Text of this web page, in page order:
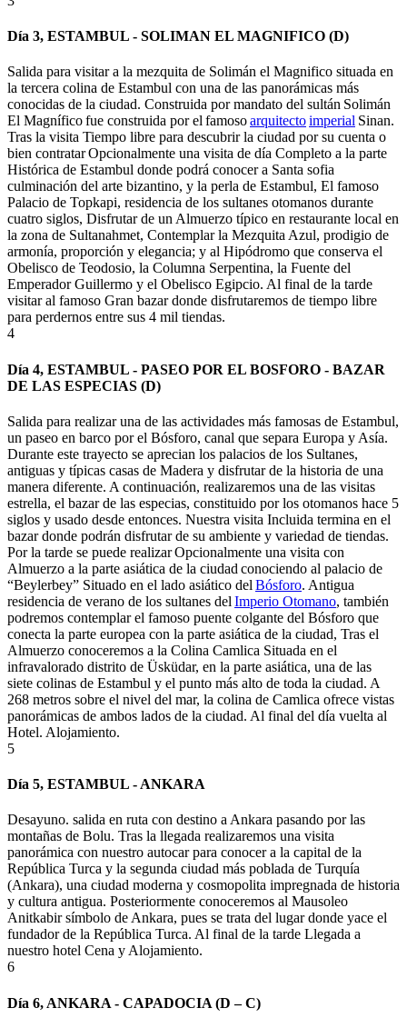
Día 3, ESTAMBUL - SOLIMAN EL MAGNIFICO (D)
Salida para visitar a la mezquita de Solimán el Magnifico situada en
la tercera colina de Estambul con una de las panorámicas más
conocidas de la ciudad. Construida por mandato del sultán Solimán
El Magnífico fue construida por el famosoarquitectoimperial Sinan.
Tras la visita Tiempo libre para descubrir la ciudad por su cuenta o
bien contratarOpcionalmente una visita de día Completo a la parte
Histórica de Estambul donde podrá conocer a Santa sofia
culminación del arte bizantino, y la perla de Estambul, El famoso
Palacio de Topkapi, residencia de los sultanes otomanos durante
cuatro siglos, Disfrutar de un Almuerzo típico en restaurante local en
la zona de Sultanahmet, Contemplar la Mezquita Azul, prodigio de
armonía, proporción y elegancia; y al Hipódromo que conserva el
Obelisco de Teodosio, la Columna Serpentina, la Fuente del
Emperador Guillermo y el Obelisco Egipcio. Al final de la tarde
visitar al famoso Gran bazardonde disfrutaremos de tiempo libre
para perdernos entre sus 4 mil tiendas.
4
Día 4, ESTAMBUL - PASEO POR EL BOSFORO - BAZAR
DE LAS ESPECIAS (D)
Salida para realizar una de las actividades más famosas de Estambul,
un paseo en barco porel Bósforo, canal que separa Europa y Asía.
Durante este trayecto se aprecian los palacios de los Sultanes,
antiguas y típicas casas de Madera y disfrutar de la historia de una
manera diferente. A continuación, realizaremos una de las visitas
estrella, el bazar de las especias, constituido por los otomanos hace 5
siglos y usado desde entonces. Nuestra visita Incluida termina en el
bazar donde podrán disfrutar de su ambiente y variedad de tiendas.
Por la tarde se puede realizar Opcionalmente una visita con
Almuerzo a la parte asiática de la ciudad conociendo al palacio de
“Beylerbey” Situado en el lado asiático del Bósforo. Antigua
residencia de verano de los sultanes del Imperio Otomano, también
podremos contemplar el famoso puente colgante del Bósforo que
conecta la parte europea con la parte asiática de la ciudad, Tras el
Almuerzo conoceremos a la Colina Camlica Situada en el
infravalorado distrito de Üsküdar, en la parte asiática, una de las
siete colinas de Estambul y el punto más alto de toda la ciudad. A
268 metros sobre el nivel del mar, la colina de Camlica ofrece vistas
panorámicas de ambos lados de la ciudad. Al final del día vuelta al
Hotel. Alojamiento.
5
Día 5, ESTAMBUL - ANKARA
Desayuno. salida en ruta con destino a Ankara pasando por las
montañas de Bolu. Tras la llegada realizaremos una visita
panorámica con nuestro autocar para conocer a la capital de la
República Turca y la segunda ciudad más poblada de Turquía
(Ankara), una ciudad moderna y cosmopolita impregnada de historia
y cultura antigua. Posteriormente conoceremos al Mausoleo
Anitkabirsímbolo de Ankara, pues se trata del lugar donde yace el
fundador de la República Turca. Al final de la tarde Llegada a
nuestro hotel Cena y Alojamiento.
6
Día 6, ANKARA - CAPADOCIA (D – C)